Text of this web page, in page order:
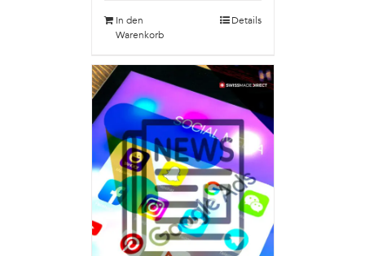
In den
Warenkorb
Details